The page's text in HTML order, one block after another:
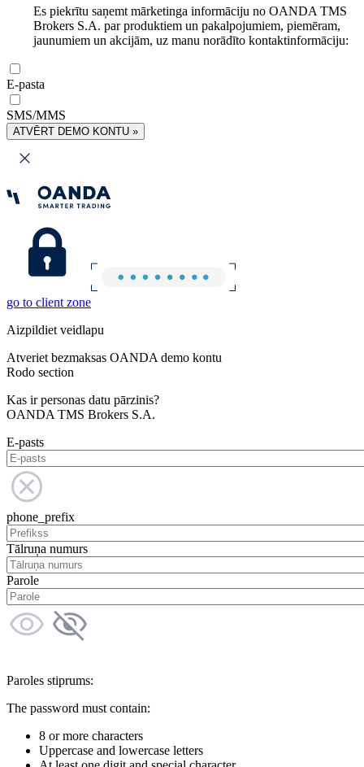
Es piekrītu saņemt mārketinga informāciju no OANDA TMS
Brokers S.A. par produktiem un pakalpojumiem, piemēram,
jaunumiem un akcijām, uz manu norādīto kontaktinformāciju:
E-pasta
SMS/MMS
ATVĒRT DEMO KONTU »
go to client zone
Aizpildiet veidlapu
Atveriet bezmaksas OANDA demo kontu
Rodo section
Kas ir personas datu pārzinis?
OANDA TMS Brokers S.A.
E-pasts
phone_prefix
Tālruņa numurs
Parole
Paroles stiprums:
The password must contain:
8 or more characters
Uppercase and lowercase letters